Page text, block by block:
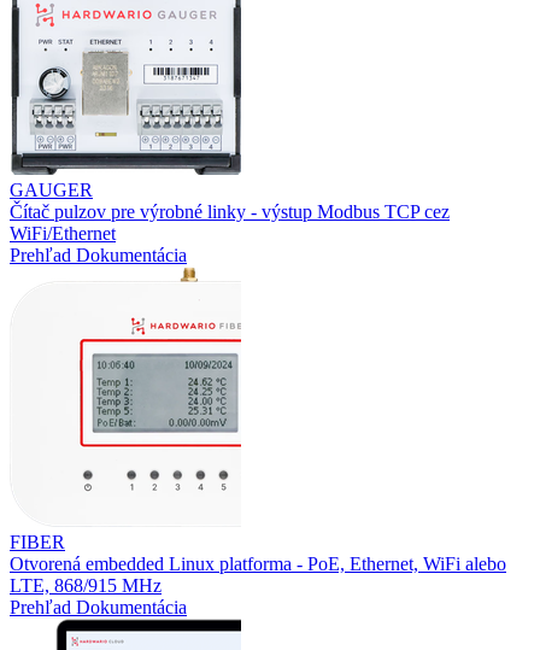
GAUGER
Čítač pulzov pre výrobné linky - výstup Modbus TCP cez
WiFi/Ethernet
Prehľad Dokumentácia
FIBER
Otvorená embedded Linux platforma - PoE, Ethernet, WiFi alebo
LTE, 868/915 MHz
Prehľad Dokumentácia